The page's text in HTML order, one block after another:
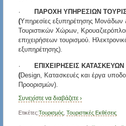
·
ΠΑΡΟΧΗ ΥΠΗΡΕΣΙΩΝ
(Υπηρεσίες εξυπηρέτησης Μονάδων
Τουριστικών Χώρων,
επιχειρήσεων τουρισμού.
εξυπηρέτησης).
· ΕΠΙΧΕΙΡΗΣΕΙΣ
(Design, Κατασκευές και έργα
Προορισμών).
Συνεχίστε να διαβάζετε ›
Ετικέτες:Τουρισμός, Τουριστικές Εκθέσεις